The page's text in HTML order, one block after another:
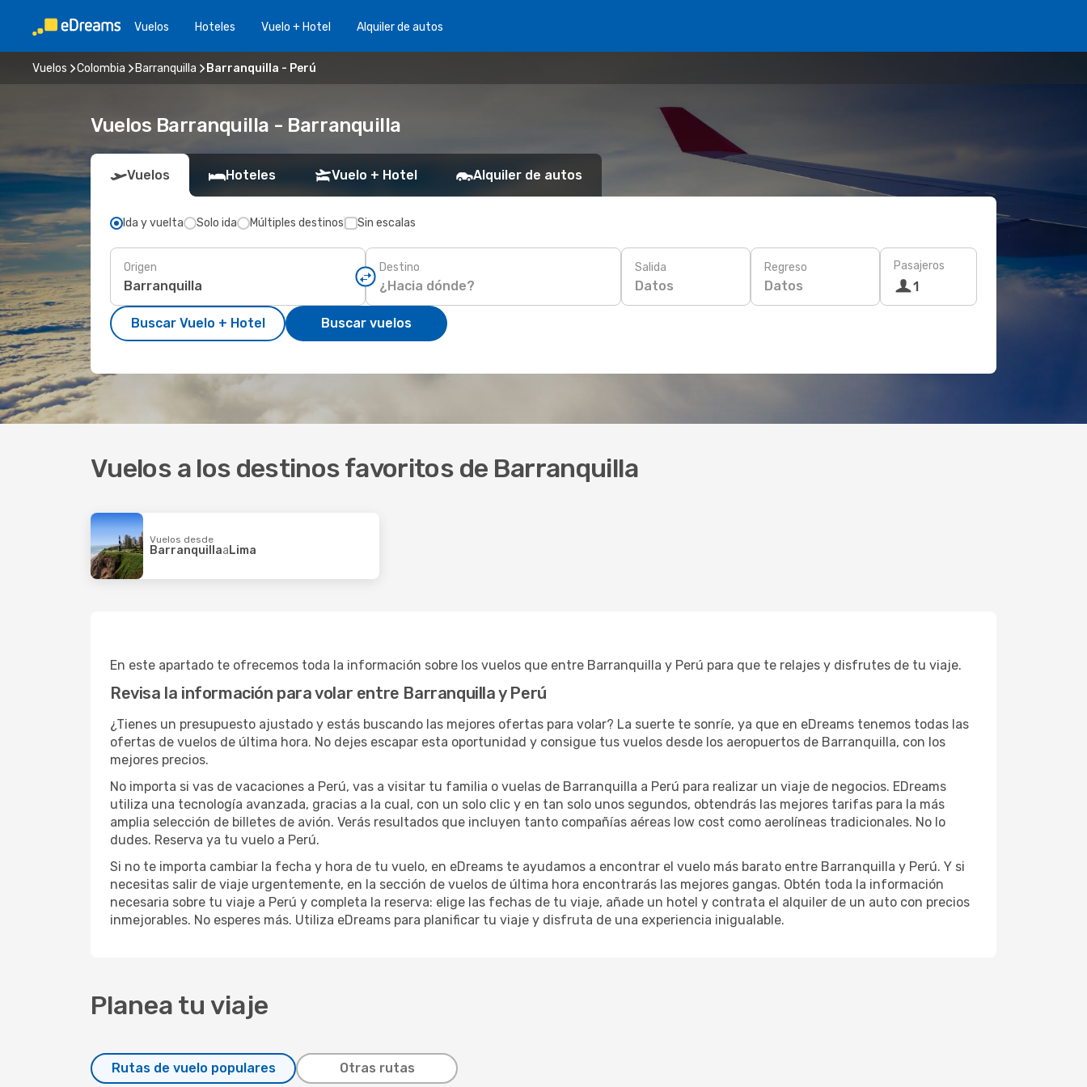
Vuelos Hoteles Vuelo + Hotel Alquiler de autos
Vuelos Colombia Barranquilla Barranquilla - Perú
Vuelos Barranquilla - Barranquilla
Vuelos Hoteles Vuelo + Hotel Alquiler de autos
Ida y vuelta Solo ida Múltiples destinos Sin escalas
Origen Destino Salida
Datos
Regreso
Datos
Pasajeros
1
Buscar Vuelo + Hotel Buscar vuelos
Vuelos a los destinos favoritos de Barranquilla
Vuelos desde
BarranquillaaLima
En este apartado te ofrecemos toda la información sobre los vuelos que entre Barranquilla y Perú para que te relajes y disfrutes de tu viaje.
Revisa la información para volar entre Barranquilla y Perú
¿Tienes un presupuesto ajustado y estás buscando las mejores ofertas para volar? La suerte te sonríe, ya que en eDreams tenemos todas las
ofertas de vuelos de última hora. No dejes escapar esta oportunidad y consigue tus vuelos desde los aeropuertos de Barranquilla, con los
mejores precios.
No importa si vas de vacaciones a Perú, vas a visitar tu familia o vuelas de Barranquilla a Perú para realizar un viaje de negocios. EDreams
utiliza una tecnología avanzada, gracias a la cual, con un solo clic y en tan solo unos segundos, obtendrás las mejores tarifas para la más
amplia selección de billetes de avión. Verás resultados que incluyen tanto compañías aéreas low cost como aerolíneas tradicionales. No lo
dudes. Reserva ya tu vuelo a Perú.
Si no te importa cambiar la fecha y hora de tu vuelo, en eDreams te ayudamos a encontrar el vuelo más barato entre Barranquilla y Perú. Y si
necesitas salir de viaje urgentemente, en la sección de vuelos de última hora encontrarás las mejores gangas. Obtén toda la información
necesaria sobre tu viaje a Perú y completa la reserva: elige las fechas de tu viaje, añade un hotel y contrata el alquiler de un auto con precios
inmejorables. No esperes más. Utiliza eDreams para planificar tu viaje y disfruta de una experiencia inigualable.
Planea tu viaje
Rutas de vuelo populares Otras rutas